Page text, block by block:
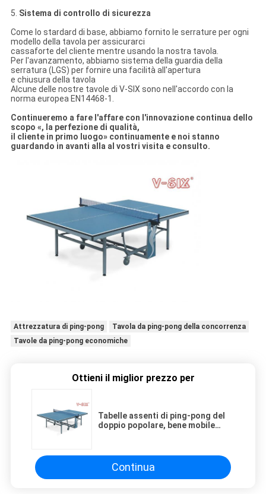
5. Sistema di controllo di sicurezza
Come lo stardard di base, abbiamo fornito le serrature per ogni
modello della tavola per assicurarci
cassaforte del cliente mentre usando la nostra tavola.
Per l'avanzamento, abbiamo sistema della guardia della
serratura (LGS) per fornire una facilità all'apertura
e chiusura della tavola
Alcune delle nostre tavole di V-SIX sono nell'accordo con la
norma europea EN14468-1.
Continueremo a fare l'affare con l'innovazione continua dello
scopo «, la perfezione di qualità,
il cliente in primo luogo» continuamente e noi stanno
guardando in avanti alla al vostri visita e consulto.
Attrezzatura di ping-pong
Tavola da ping-pong della concorrenza
Tavole da ping-pong economiche
Ottieni il miglior prezzo per
Tabelle assenti di ping-pong del
doppio popolare, bene mobile
Continua